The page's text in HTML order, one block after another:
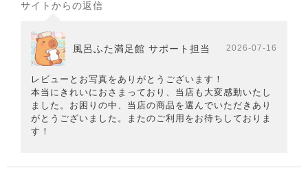
サイトからの返信
風呂ふた満足館 サポート担当 2026-07-16
レビューとお写真をありがとうございます！
本当にきれいにおさまっており、当店も大変感動いたし
ました。お困りの中、当店の商品を選んでいただきあり
がとうございました。またのご利用をお待ちしておりま
す！